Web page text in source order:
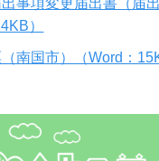
事項変更届出書（届
）
南国市）（Word：